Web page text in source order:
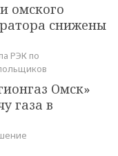
омского
снижены
РЭК по
Омск»
газа в